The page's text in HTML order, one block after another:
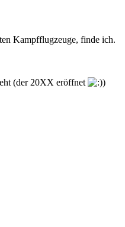
Kampfflugzeuge, finde ich.
(der 20XX eröffnet
)